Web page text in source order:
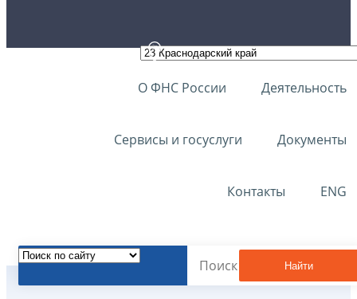
О ФНС России Деятельность
Сервисы и госуслуги Документы
Контакты ENG
Найти